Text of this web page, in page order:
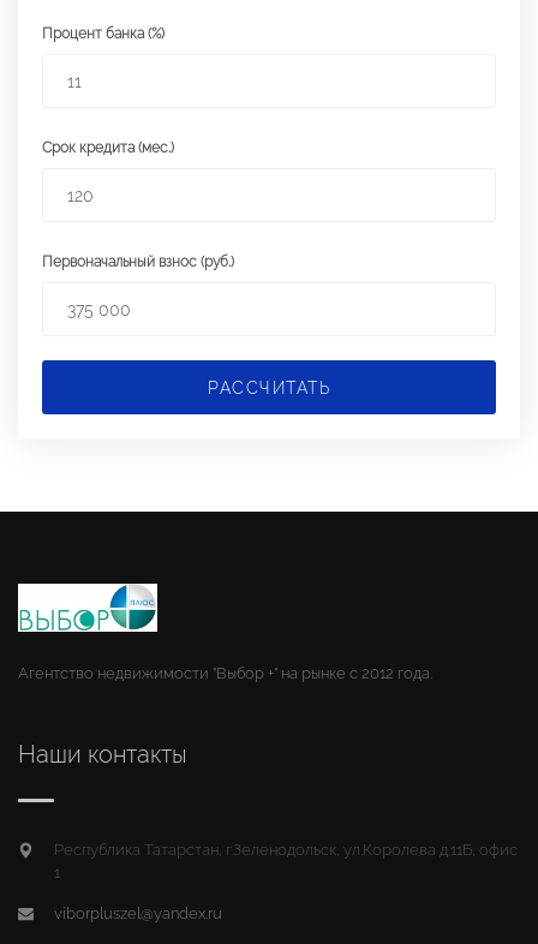
Процент банка (%)
Срок кредита (мес.)
Первоначальный взнос (руб.)
РАССЧИТАТЬ
Агентство недвижимости "Выбор +" на рынке с 2012 года.
Наши контакты
Республика Татарстан, г.Зеленодольск, ул.Королева д.11Б, офис
1
viborpluszel@yandex.ru